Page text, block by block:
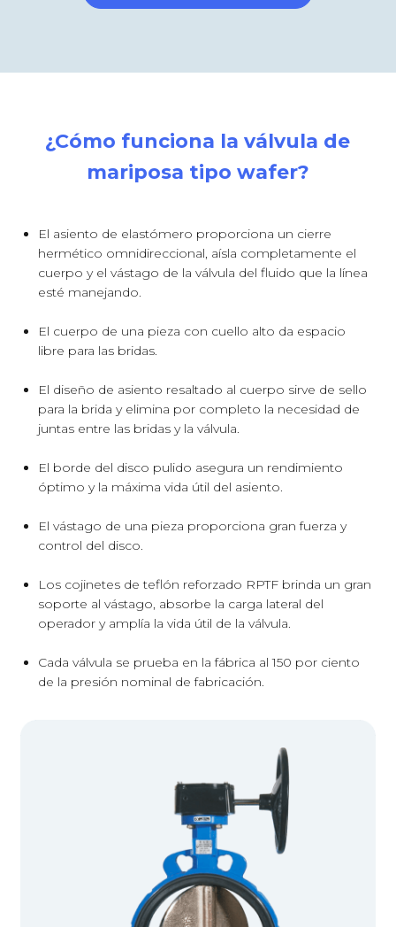
¿Cómo funciona la válvula de
mariposa tipo wafer?
El asiento de elastómero proporciona un cierre
hermético omnidireccional, aísla completamente el
cuerpo y el vástago de la válvula del fluido que la línea
esté manejando.
El cuerpo de una pieza con cuello alto da espacio
libre para las bridas.
El diseño de asiento resaltado al cuerpo sirve de sello
para la brida y elimina por completo la necesidad de
juntas entre las bridas y la válvula.
El borde del disco pulido asegura un rendimiento
óptimo y la máxima vida útil del asiento.
El vástago de una pieza proporciona gran fuerza y
control del disco.
Los cojinetes de teflón reforzado RPTF brinda un gran
soporte al vástago, absorbe la carga lateral del
operador y amplía la vida útil de la válvula.
Cada válvula se prueba en la fábrica al 150 por ciento
de la presión nominal de fabricación.